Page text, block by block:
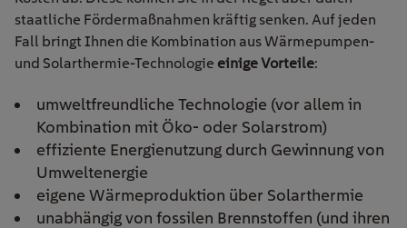
staatliche Fördermaßnahmen kräftig senken. Auf jeden
Fall bringt Ihnen die Kombination aus Wärmepumpen-
und Solarthermie-Technologie einige Vorteile:
umweltfreundliche Technologie (vor allem in
Kombination mit Öko- oder Solarstrom)
effiziente Energienutzung durch Gewinnung von
Umweltenergie
eigene Wärmeproduktion über Solarthermie
unabhängig von fossilen Brennstoffen (und ihren